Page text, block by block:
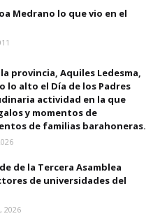
Medrano lo que vio en el
provincia, Aquiles Ledesma,
lo alto el Día de los Padres
actividad en la que
y momentos de
de familias barahoneras.
de la Tercera Asamblea
de universidades del
2026